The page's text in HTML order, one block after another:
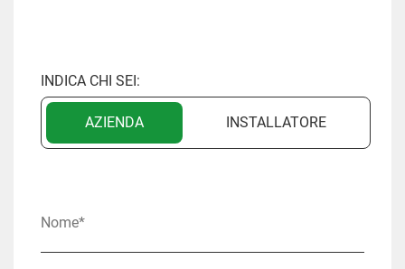
INDICA CHI SEI:
AZIENDA INSTALLATORE